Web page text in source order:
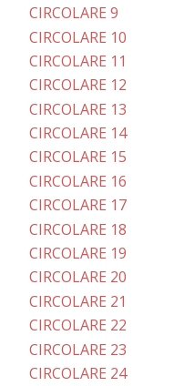
CIRCOLARE 9
CIRCOLARE 10
CIRCOLARE 11
CIRCOLARE 12
CIRCOLARE 13
CIRCOLARE 14
CIRCOLARE 15
CIRCOLARE 16
CIRCOLARE 17
CIRCOLARE 18
CIRCOLARE 19
CIRCOLARE 20
CIRCOLARE 21
CIRCOLARE 22
CIRCOLARE 23
CIRCOLARE 24